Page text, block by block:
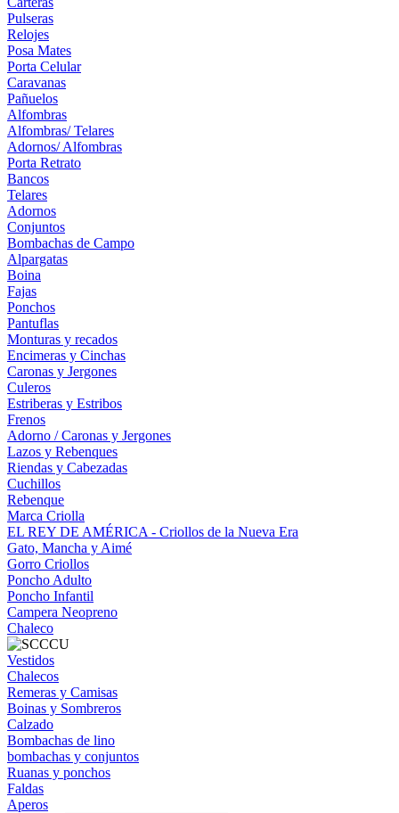
Pulseras
Relojes
Posa Mates
Porta Celular
Caravanas
Pañuelos
Alfombras
Alfombras/ Telares
Adornos/ Alfombras
Porta Retrato
Bancos
Telares
Adornos
Conjuntos
Bombachas de Campo
Alpargatas
Boina
Fajas
Ponchos
Pantuflas
Monturas y recados
Encimeras y Cinchas
Caronas y Jergones
Culeros
Estriberas y Estribos
Frenos
Adorno / Caronas y Jergones
Lazos y Rebenques
Riendas y Cabezadas
Cuchillos
Rebenque
Marca Criolla
EL REY DE AMÉRICA - Criollos de la Nueva Era
Gato, Mancha y Aimé
Gorro Criollos
Poncho Adulto
Poncho Infantil
Campera Neopreno
Chaleco
Vestidos
Chalecos
Remeras y Camisas
Boinas y Sombreros
Calzado
Bombachas de lino
bombachas y conjuntos
Ruanas y ponchos
Faldas
Aperos